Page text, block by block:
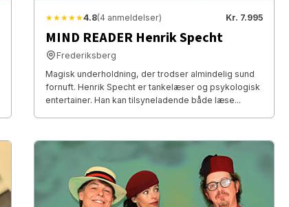
★★★★★4.8(4 anmeldelser) Kr. 7.995
MIND READER Henrik Specht
Frederiksberg
Magisk underholdning, der trodser almindelig sund
fornuft. Henrik Specht er tankelæser og psykologisk
entertainer. Han kan tilsyneladende både læse...